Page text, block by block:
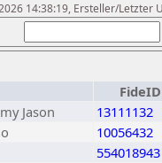
14:38:19, Ersteller/Letzter
FideID
Jason
13111132
10056432
554018943